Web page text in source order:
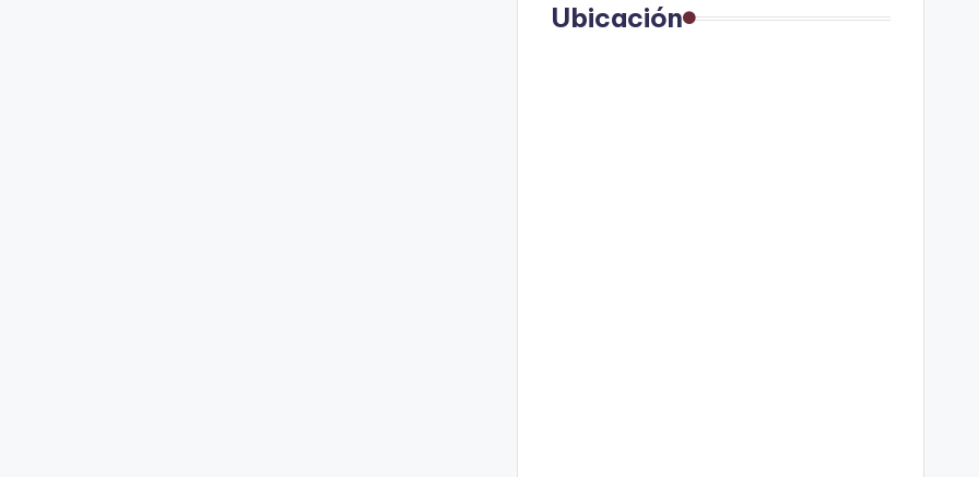
Ubicación